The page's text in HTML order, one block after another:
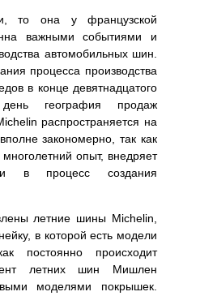
то она у французской
важными событиями и
автомобильных шин.
процесса производства
в конце девятнадцатого
география продаж
распространяется на
закономерно, так как
опыт, внедряет
в процесс создания
летние шины Michelin,
в которой есть модели
постоянно происходит
летних шин Мишлен
моделями покрышек.